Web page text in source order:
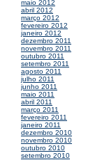
maio 2012
abril 2012
março 2012
fevereiro 2012
janeiro 2012
dezembro 2011
novembro 2011
outubro 2011
setembro 2011
agosto 2011
julho 2011
junho 2011
maio 2011
abril 2011
março 2011
fevereiro 2011
janeiro 2011
dezembro 2010
novembro 2010
outubro 2010
setembro 2010